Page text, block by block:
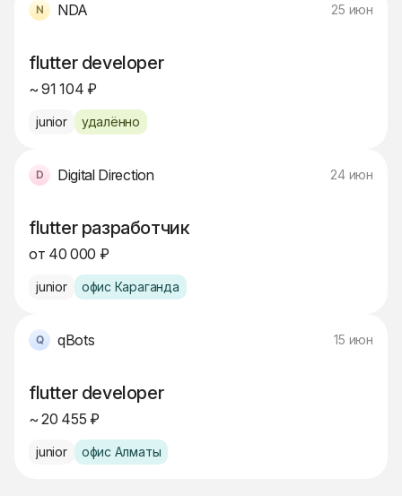
NDA 25 июн
flutter developer
~ 91 104 ₽
junior удалённо
Digital Direction 24 июн
flutter разработчик
от 40 000 ₽
junior офис Караганда
qBots 15 июн
flutter developer
~ 20 455 ₽
junior офис Алматы